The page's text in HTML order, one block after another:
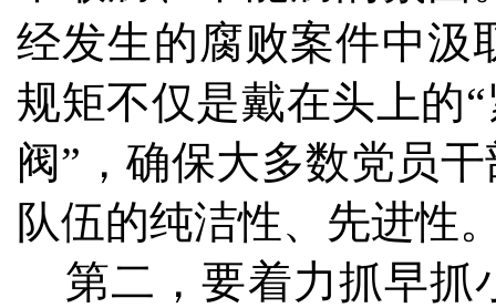
经发生的腐败案件中汲
规矩不仅是戴在头上的
阀”，确保大多数党员
队伍的纯洁性、先进性
第二，要着力抓早抓